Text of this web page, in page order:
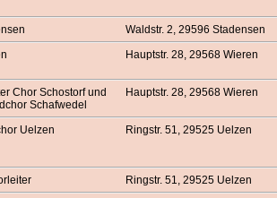
Waldstr. 2, 29596 Stadensen
Hauptstr. 28, 29568 Wieren
Chor Schostorf und
Schafwedel
Hauptstr. 28, 29568 Wieren
Uelzen Ringstr. 51, 29525 Uelzen
Ringstr. 51, 29525 Uelzen